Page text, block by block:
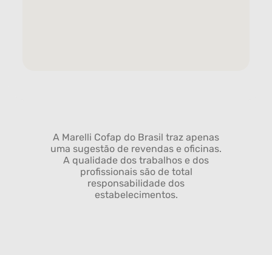
A Marelli Cofap do Brasil traz apenas
uma sugestão de revendas e oficinas.
A qualidade dos trabalhos e dos
profissionais são de total
responsabilidade dos
estabelecimentos.